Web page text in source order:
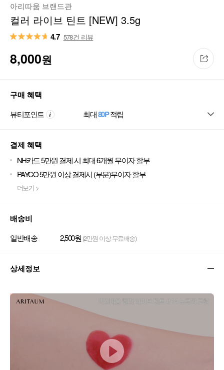
아리따움 브랜드관
컬러 라이브 틴트 [NEW] 3.5g
4.7 578건 리뷰
8,000원
구매 혜택
뷰티포인트 최대80P적립
결제 혜택
NH카드 5만원 결제 시 최대 6개월 무이자 할부
PAYCO 5만원 이상 결제시 (부분)무이자 할부
더보기 >
배송비
일반배송 2,500원 (2만원 이상 무료배송)
상세정보